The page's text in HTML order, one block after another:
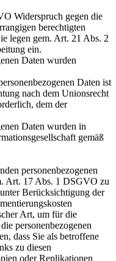
Widerspruch gegen die
berechtigten
legen gem. Art. 21 Abs. 2
ein.
Daten wurden
Daten ist
nach dem Unionsrecht
dem der
Daten wurden in
gemäß
personenbezogenen
Art. 17 Abs. 1 DSGVO zu
Berücksichtigung der
Art, um für die
personenbezogenen
dass Sie als betroffene
zu diesen
oder Replikationen